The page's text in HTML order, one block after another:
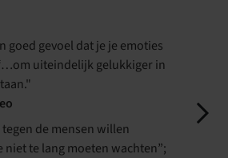
goed gevoel dat je je emoties
uiteindelijk gelukkiger in
de mensen willen
niet te lang moeten wachten”;